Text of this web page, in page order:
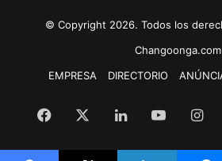
© Copyright 2026. Todos los
Changoonga.com
EMPRESA
DIRECTORIO
Facebook LinkedInYouTube